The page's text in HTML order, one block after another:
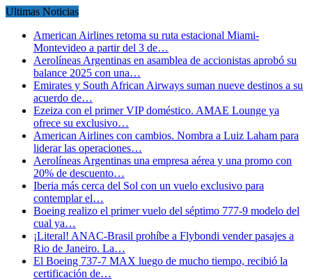
Ultimas Noticias
American Airlines retoma su ruta estacional Miami-
Montevideo a partir del 3 de…
Aerolíneas Argentinas en asamblea de accionistas aprobó su
balance 2025 con una…
Emirates y South African Airways suman nueve destinos a su
acuerdo de…
Ezeiza con el primer VIP doméstico. AMAE Lounge ya
ofrece su exclusivo…
American Airlines con cambios. Nombra a Luiz Laham para
liderar las operaciones…
Aerolíneas Argentinas una empresa aérea y una promo con
20% de descuento…
Iberia más cerca del Sol con un vuelo exclusivo para
contemplar el…
Boeing realizo el primer vuelo del séptimo 777-9 modelo del
cual ya…
¡Literal! ANAC-Brasil prohíbe a Flybondi vender pasajes a
Rio de Janeiro. La…
El Boeing 737-7 MAX luego de mucho tiempo, recibió la
certificación de…